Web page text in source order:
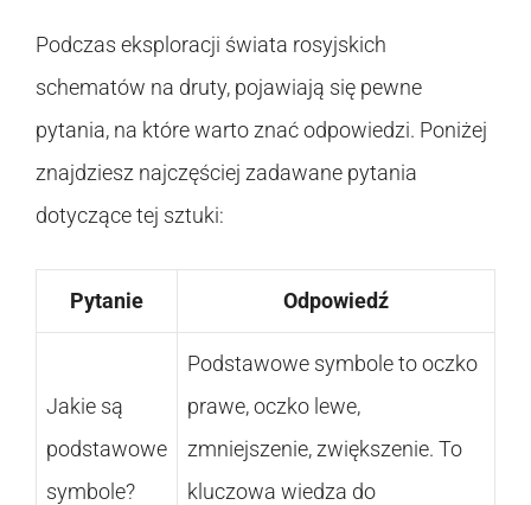
Podczas eksploracji świata rosyjskich
schematów na druty, pojawiają się pewne
pytania, na które warto znać odpowiedzi. Poniżej
znajdziesz najczęściej zadawane pytania
dotyczące tej sztuki:
Pytanie Odpowiedź
Jakie są
podstawowe
symbole?
Podstawowe symbole to oczko
prawe, oczko lewe,
zmniejszenie, zwiększenie. To
kluczowa wiedza do